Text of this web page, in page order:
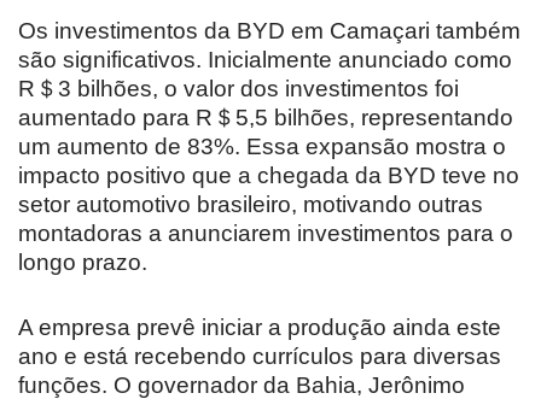
Os investimentos da BYD em Camaçari também
são significativos. Inicialmente anunciado como
R＄3 bilhões, o valor dos investimentos foi
aumentado para R＄5,5 bilhões, representando
um aumento de 83%. Essa expansão mostra o
impacto positivo que a chegada da BYD teve no
setor automotivo brasileiro, motivando outras
montadoras a anunciarem investimentos para o
longo prazo.
A empresa prevê iniciar a produção ainda este
ano e está recebendo currículos para diversas
funções. O governador da Bahia, Jerônimo